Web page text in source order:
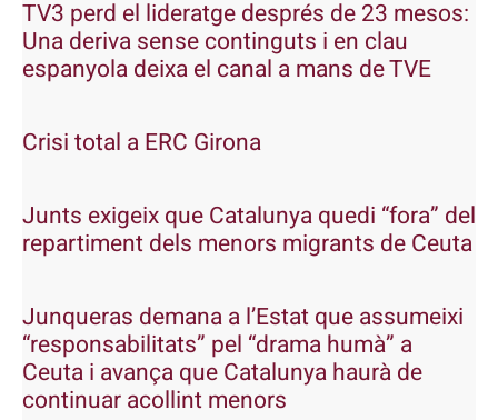
TV3 perd el lideratge després de 23 mesos:
Una deriva sense continguts i en clau
espanyola deixa el canal a mans de TVE
Crisi total a ERC Girona
Junts exigeix que Catalunya quedi “fora” del
repartiment dels menors migrants de Ceuta
Junqueras demana a l’Estat que assumeixi
“responsabilitats” pel “drama humà” a
Ceuta i avança que Catalunya haurà de
continuar acollint menors